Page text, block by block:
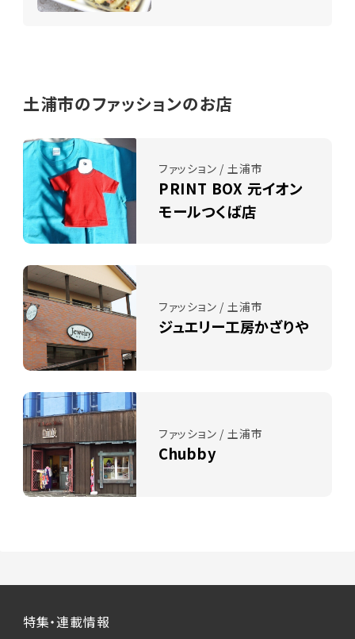
土浦市のファッションのお店
ファッション / 土浦市
PRINT BOX 元イオン
モールつくば店
ファッション / 土浦市
ジュエリー工房かざりや
ファッション / 土浦市
Chubby
特集・連載情報